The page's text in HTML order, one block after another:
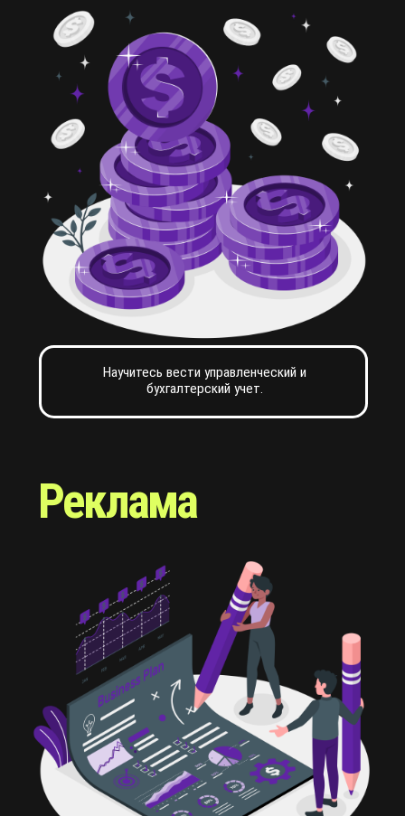
Оставить заявку
Оставьте
заявку на
консультацию
Почему мы?
Команда из профессионалов с 5-летним опытом
привлекли в частные
компании более200 млн
по выгодным ставкам и
комфортным условиям
для компаний: от
селлеров на
маркетплейсах до
производств
200 млн.+
привлеченных
Опыт